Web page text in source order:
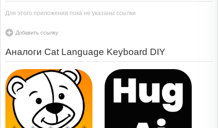
Для этого приложения пока не указаны ссылки
Добавить ссылку
Аналоги Cat Language Keyboard DIY